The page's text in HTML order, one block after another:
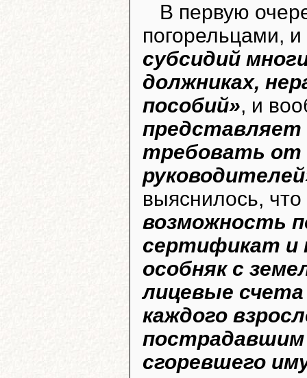
В первую
погорельцами,
субсидий
должниках,
пособий», и
представляет
требовать от
выяснилось, что
возможность
сертификат и
особняк с
лицевые счета
каждого
сгоревшего